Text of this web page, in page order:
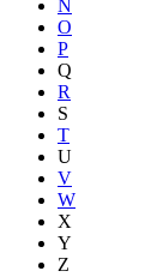
N
O
P
Q
R
S
T
U
V
W
X
Y
Z